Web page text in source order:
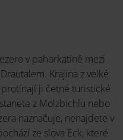
v pahorkatině mezi
Krajina z velké
ji četné turistické
z Molzbichlu nebo
naznačuje, nenajdete v
ze slova Eck, které